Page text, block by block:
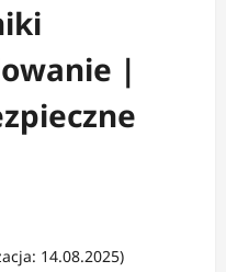
|
14.08.2025)